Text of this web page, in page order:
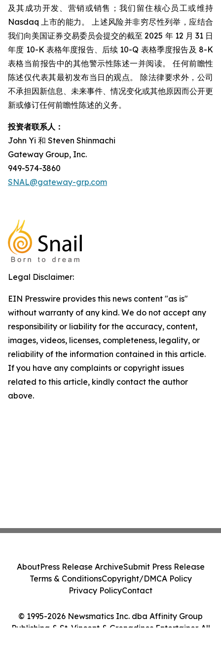
及其成功开发、营销或销售；我们留住核心员工或维持
Nasdaq 上市的能力。 上述风险并非穷尽性列举，应结合
我们向美国证券交易委员会提交的截至 2025 年 12 月 31 日
年度 10-K 表格年度报告、后续 10-Q 表格季度报告及 8-K
表格当前报告中的其他警示性陈述一并阅读。 任何前瞻性
陈述仅代表其最初发布当日的观点。 除法律要求外，公司
不承担因新信息、未来事件、情况变化或其他原因而公开更
新或修订任何前瞻性陈述的义务。
投资者联系人：
John Yi 和 Steven Shinmachi
Gateway Group, Inc.
949-574-3860
SNAL@gateway-grp.com
Legal Disclaimer:
EIN Presswire provides this news content "as is"
without warranty of any kind. We do not accept any
responsibility or liability for the accuracy, content,
images, videos, licenses, completeness, legality, or
reliability of the information contained in this article.
If you have any complaints or copyright issues
related to this article, kindly contact the author
above.
© 1995-2026 Newsmatics Inc. dba Affinity Group
Publishing & St. Vincent & Grenadines Entertainer. All
AboutPress Release ArchiveSubmit Press Release
Terms & ConditionsCopyright/DMCA Policy
Privacy PolicyContact